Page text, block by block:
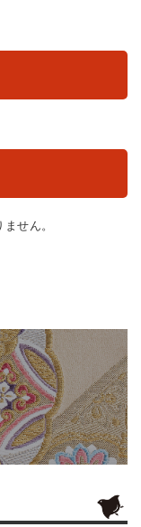
せん。